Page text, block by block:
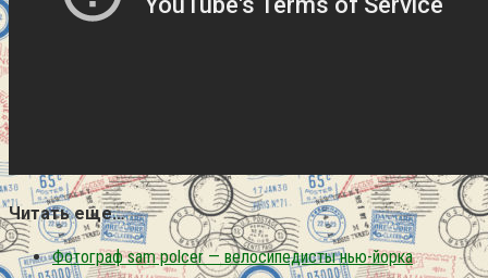
Читать еще…
Фотограф sam polcer — велосипедисты нью-йорка